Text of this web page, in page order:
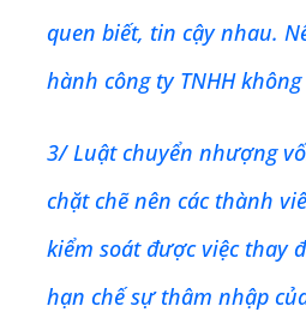
quen biết, tin cậy nhau.
hành công ty TNHH
3/ Luật chuyển nhượng
chặt chẽ nên các thành
kiểm soát được việc thay
hạn chế sự thâm nhập